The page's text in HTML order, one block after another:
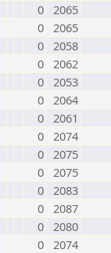
0 2065
0 2065
0 2058
0 2062
0 2053
0 2064
0 2061
0 2074
0 2075
0 2075
0 2083
0 2087
0 2080
0 2074